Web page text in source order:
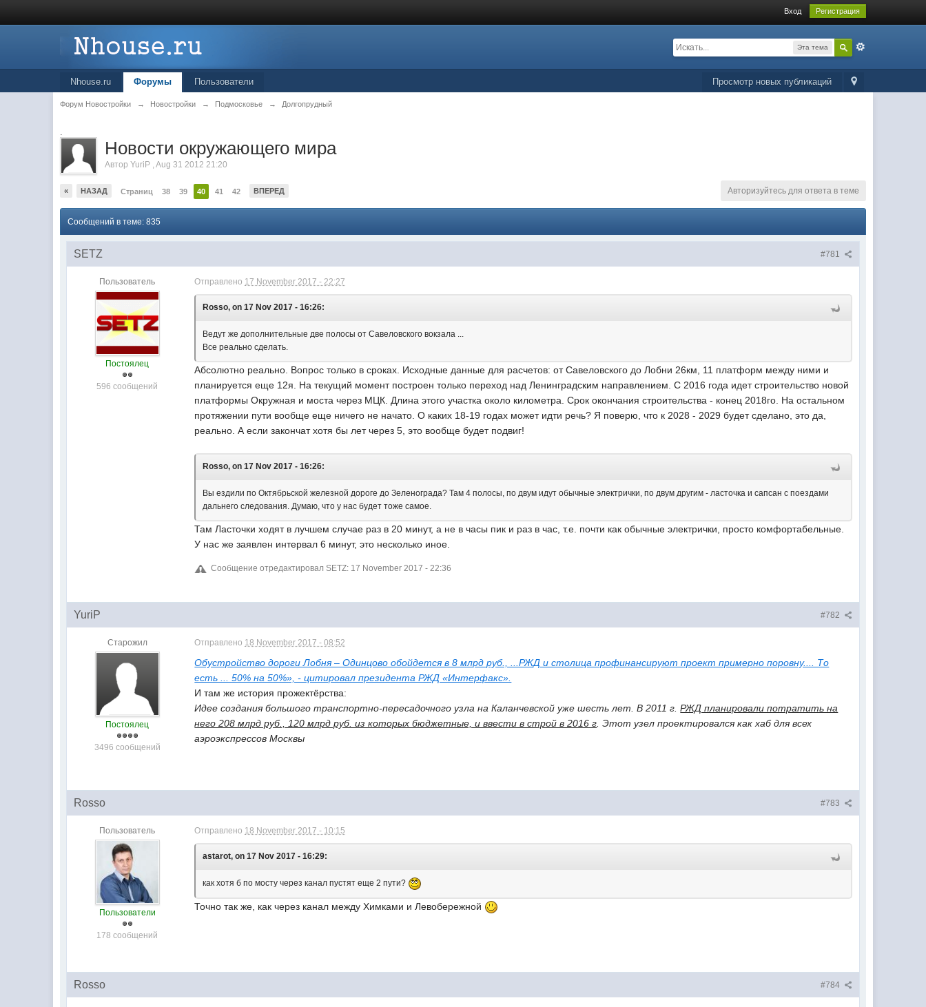
Вход Регистрация
Эта тема
Просмотр новых публикаций
Nhouse.ru Форумы Пользователи
Форум Новостройки → Новостройки → Подмосковье → Долгопрудный
.
Новости окружающего мира
АвторYuriP ,Aug 31 2012 21:20
« НАЗАД Страниц 38 39 40 41 42 ВПЕРЕД Авторизуйтесь для ответа в теме
Сообщений в теме: 835
#781
SETZ
Пользователь
Постоялец
596 сообщений
Отправлено 17 November 2017 - 22:27
Rosso, on 17 Nov 2017 - 16:26:
Ведут же дополнительные две полосы от Савеловского вокзала ...
Все реально сделать.
Абсолютно реально. Вопрос только в сроках. Исходные данные для расчетов: от Савеловского до Лобни 26км, 11 платформ между ними и
планируется еще 12я. На текущий момент построен только переход над Ленинградским направлением. С 2016 года идет строительство новой
платформы Окружная и моста через МЦК. Длина этого участка около километра. Срок окончания строительства - конец 2018го. На остальном
протяжении пути вообще еще ничего не начато. О каких 18-19 годах может идти речь? Я поверю, что к 2028 - 2029 будет сделано, это да,
реально. А если закончат хотя бы лет через 5, это вообще будет подвиг!
Rosso, on 17 Nov 2017 - 16:26:
Вы ездили по Октябрьской железной дороге до Зеленограда? Там 4 полосы, по двум идут обычные электрички, по двум другим - ласточка и сапсан с поездами
дальнего следования. Думаю, что у нас будет тоже самое.
Там Ласточки ходят в лучшем случае раз в 20 минут, а не в часы пик и раз в час, т.е. почти как обычные электрички, просто комфортабельные.
У нас же заявлен интервал 6 минут, это несколько иное.
Сообщение отредактировал SETZ: 17 November 2017 - 22:36
#782
YuriP
Старожил
Постоялец
3496 сообщений
Отправлено 18 November 2017 - 08:52
Обустройство дороги Лобня – Одинцово обойдется в 8 млрд руб., ...РЖД и столица профинансируют проект примерно поровну.... То
есть ... 50% на 50%», - цитировал президента РЖД «Интерфакс».
И там же история прожектёрства:
Идее создания большого транспортно-пересадочного узла на Каланчевской уже шесть лет. В 2011 г.РЖД планировали потратить на
него 208 млрд руб., 120 млрд руб. из которых бюджетные, и ввести в строй в 2016 г . Этот узел проектировался как хаб для всех
аэроэкспрессов Москвы
#783
Rosso
Пользователь
Пользователи
178 сообщений
Отправлено 18 November 2017 - 10:15
astarot, on 17 Nov 2017 - 16:29:
как хотя б по мосту через канал пустят еще 2 пути?
Точно так же, как через канал между Химками и Левобережной
#784
Rosso